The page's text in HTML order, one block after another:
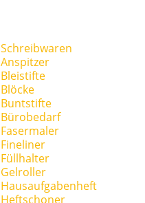
Schreibwaren
Anspitzer
Bleistifte
Blöcke
Buntstifte
Bürobedarf
Fasermaler
Fineliner
Füllhalter
Gelroller
Hausaufgabenheft
Heftschoner